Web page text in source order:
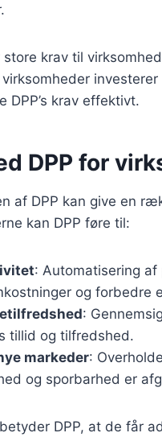
store krav til
DPP’s krav effektivt.
DPP for
af DPP kan give en
kan DPP føre til:
: Automatisering
og forbedre
:
tillid og tilfredshed.
markeder:
og sporbarhed er
DPP, at de får